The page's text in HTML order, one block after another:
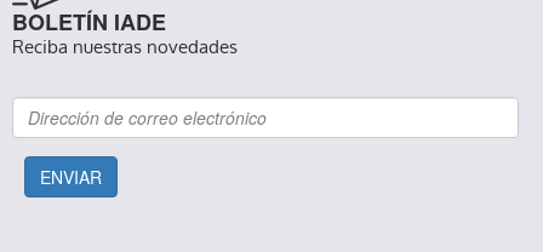
BOLETÍN IADE
Reciba nuestras novedades
ENVIAR